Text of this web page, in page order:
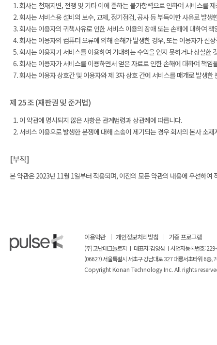
회사는 천재지변, 전쟁 및 기타 이에 준하는 불가항력으로 인하여 서비스를
회사는 서비스용 설비의 보수, 교체, 정기점검, 공사 등 부득이한 사유로 발생
회사는 이용자의 귀책사유로 인한 서비스 이용의 장애 또는 손해에 대하여 책
회사는 이용자의 컴퓨터 오류에 의해 손해가 발생한 경우, 또는 이용자가 신
회사는 이용자가 서비스를 이용하여 기대하는 수익을 얻지 못하거나 상실한
회사는 이용자가 서비스를 이용하면서 얻은 자료로 인한 손해에 대하여 책임
회사는 이용자 상호간 및 이용자와 제 3자 상호 간에 서비스를 매개로 발생
제 25 조 (재판권 및 준거법)
이 약관에 명시되지 않은 사항은 관계법령과 상관례에 따릅니다.
서비스 이용으로 발생한 분쟁에 대해 소송이 제기되는 경우 회사의 본사 소
[부칙]
본 약관은 2023년 11월 1일부터 적용되며, 이전의 모든 약관의 내용에 우선하여
이용약관 개인정보처리방침 기증 프로그램
(주) 코난테크놀로지 ㅣ 대표자: 김영섬 ㅣ사업자등록번호:
(06627) 서울특별시 서초구 강남대로 327 대륭서초타워 6층,
Copyright Konan Technology Inc. All rights